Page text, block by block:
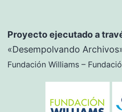
Proyecto ejecutado a
«Desempolvando
Fundación Williams –